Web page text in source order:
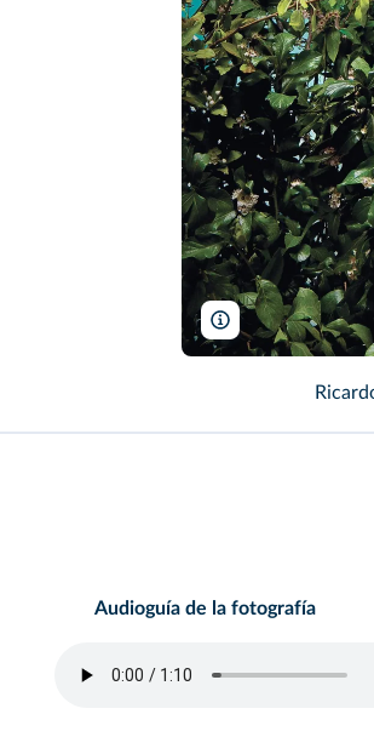
Ricardo Trabulsi -
Audioguía de la fotografía